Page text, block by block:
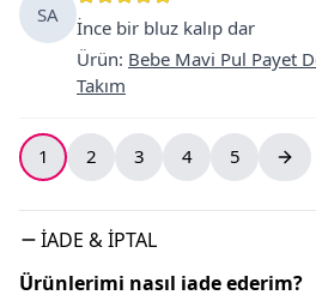
SA
İnce bir bluz kalıp dar
Ürün: Bebe Mavi Pul Payet
Takım
1 2 3 4 5
İADE & İPTAL
Ürünlerimi nasıl iade ederim?